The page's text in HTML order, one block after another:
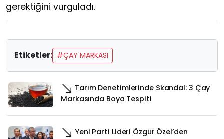
gerektiğini vurguladı.
Etiketler: #ÇAY MARKASI
Tarım Denetimlerinde Skandal: 3 Çay
Markasında Boya Tespiti
Yeni Parti Lideri Özgür Özel’den